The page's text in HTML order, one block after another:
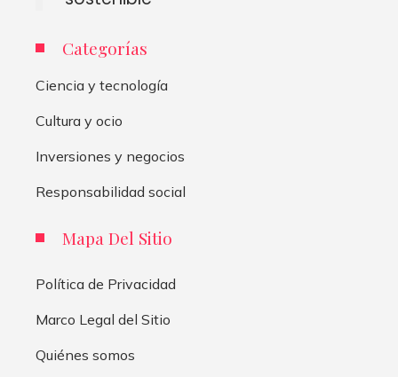
Categorías
Ciencia y tecnología
Cultura y ocio
Inversiones y negocios
Responsabilidad social
Mapa Del Sitio
Política de Privacidad
Marco Legal del Sitio
Quiénes somos